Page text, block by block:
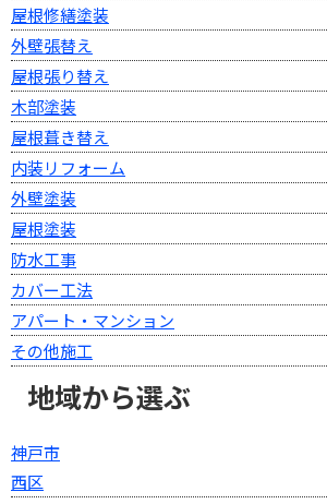
屋根修繕塗装
外壁張替え
屋根張り替え
木部塗装
屋根葺き替え
内装リフォーム
外壁塗装
屋根塗装
防水工事
カバー工法
アパート・マンション
その他施工
地域から選ぶ
神戸市
西区